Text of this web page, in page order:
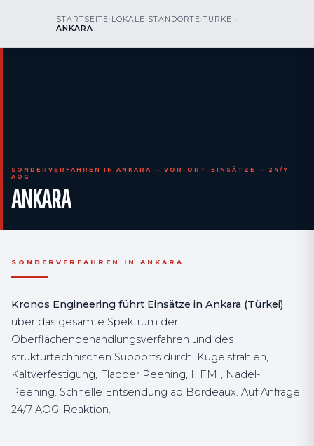
nos
engineering
RUFEN SIE UNS AN AOG 24/7
SONDERVERFAHREN IN ANKARA — VOR-ORT-EINSÄTZE — 24/7
AOG
ANKARA
STARTSEITE LOKALE STANDORTE ›TÜRKEI
ANKARA
SONDERVERFAHREN IN ANKARA
Kronos Engineering führt Einsätze in Ankara (Türkei)
über das gesamte Spektrum der
Oberflächenbehandlungsverfahren und des
strukturtechnischen Supports durch. Kugelstrahlen,
Kaltverfestigung, Flapper Peening, HFMI, Nadel-
Peening. Schnelle Entsendung ab Bordeaux. Auf Anfrage:
24/7 AOG-Reaktion.